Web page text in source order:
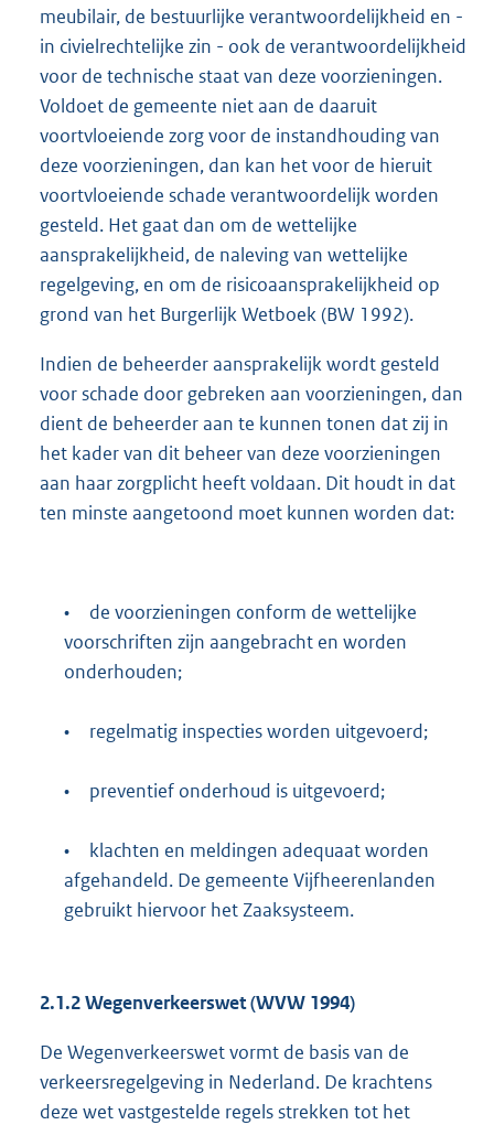
meubilair, de bestuurlijke verantwoordelijkheid en -
in civielrechtelijke zin - ook de verantwoordelijkheid
voor de technische staat van deze voorzieningen.
Voldoet de gemeente niet aan de daaruit
voortvloeiende zorg voor de instandhouding van
deze voorzieningen, dan kan het voor de hieruit
voortvloeiende schade verantwoordelijk worden
gesteld. Het gaat dan om de wettelijke
aansprakelijkheid, de naleving van wettelijke
regelgeving, en om de risicoaansprakelijkheid op
grond van het Burgerlijk Wetboek (BW 1992).
Indien de beheerder aansprakelijk wordt gesteld
voor schade door gebreken aan voorzieningen, dan
dient de beheerder aan te kunnen tonen dat zij in
het kader van dit beheer van deze voorzieningen
aan haar zorgplicht heeft voldaan. Dit houdt in dat
ten minste aangetoond moet kunnen worden dat:
•
de voorzieningen conform de wettelijke
voorschriften zijn aangebracht en worden
onderhouden;
• regelmatig inspecties worden uitgevoerd;
• preventief onderhoud is uitgevoerd;
•
klachten en meldingen adequaat worden
afgehandeld. De gemeente Vijfheerenlanden
gebruikt hiervoor het Zaaksysteem.
2.1.2 Wegenverkeerswet (WVW 1994)
De Wegenverkeerswet vormt de basis van de
verkeersregelgeving in Nederland. De krachtens
deze wet vastgestelde regels strekken tot het